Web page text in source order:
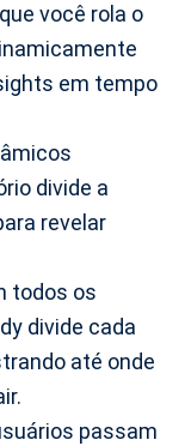
você rola o
em tempo
divide a
revelar
todos os
divide cada
até onde
passam